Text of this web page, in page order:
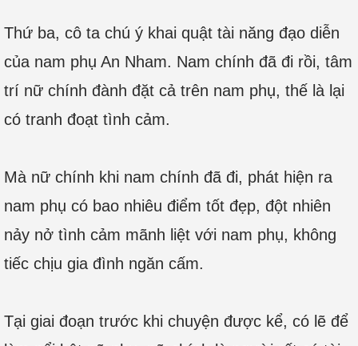
Thứ ba, cô ta chú ý khai quật tài năng đạo diễn
của nam phụ An Nham. Nam chính đã đi rồi, tâm
trí nữ chính đành đặt cả trên nam phụ, thế là lại
có tranh đoạt tình cảm.
Mà nữ chính khi nam chính đã đi, phát hiện ra
nam phụ có bao nhiêu điểm tốt đẹp, đột nhiên
nảy nở tình cảm mãnh liệt với nam phụ, không
tiếc chịu gia đình ngăn cấm.
Tại giai đoạn trước khi chuyện được kể, có lẽ để